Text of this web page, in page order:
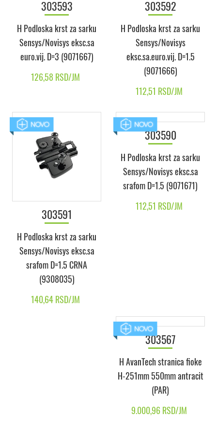
303593
H Podloska krst za sarku
Sensys/Novisys eksc.sa
euro.vij. D=3 (9071667)
126,58 RSD/JM
303592
H Podloska krst za sarku
Sensys/Novisys
eksc.sa.euro.vij. D=1.5
(9071666)
112,51 RSD/JM
303591
H Podloska krst za sarku
Sensys/Novisys eksc.sa
srafom D=1.5 CRNA
(9308035)
140,64 RSD/JM
303590
303567